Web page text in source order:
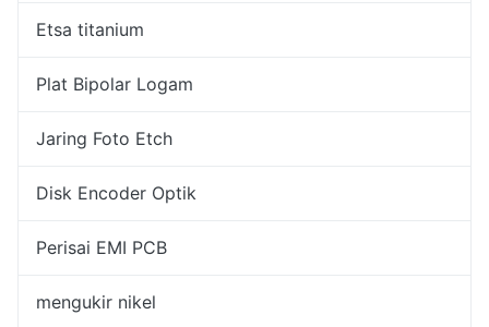
Etsa titanium
Plat Bipolar Logam
Jaring Foto Etch
Disk Encoder Optik
Perisai EMI PCB
mengukir nikel